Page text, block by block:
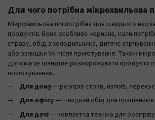
Для чого потрібна мікрохвильова
Мікрохвильова піч потрібна для швидкого
продуктів. Вона особливо корисна, коли
страву, обід з холодильника, дитяче
або залишки їжі після приготування. Також
допомагає швидше розморожувати продукти
приготуванням.
Для дому— розігрів страв, напоїв,
Для офісу— швидкий обід для працівників
Для дачі — компактна техніка для